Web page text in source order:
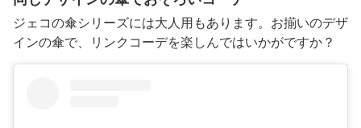
ジェコの傘シリーズには大人用もあります。お揃いのデザ
インの傘で、リンクコーデを楽しんではいかがですか？